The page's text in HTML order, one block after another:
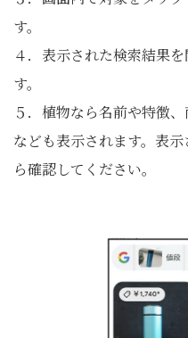
す。
４．表示された検索結果
す。
５．植物なら名前や特徴
なども表示されます。表
ら確認してください。